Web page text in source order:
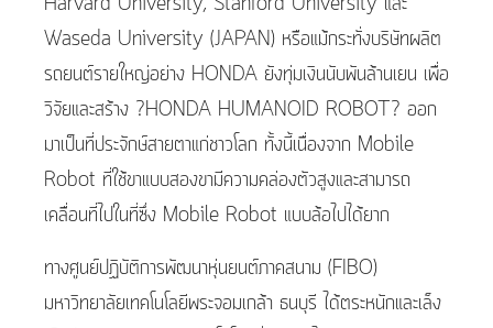
Waseda University (JAPAN) หรือแม้กระทั่งบริษัทผลิต
รถยนต์รายใหญ่อย่าง HONDA ยังทุ่มเงินนับพันล้านเยน เพื่อ
วิจัยและสร้าง ?HONDA HUMANOID ROBOT? ออก
มาเป็นที่ประจักษ์สายตาแก่ชาวโลก ทั้งนี้เนื่องจาก Mobile
Robot ที่ใช้ขาแบบสองขามีความคล่องตัวสูงและสามารถ
เคลื่อนที่ไปในที่ซึ่ง Mobile Robot แบบล้อไปได้ยาก
ทางศูนย์ปฏิบัติการพัฒนาหุ่นยนต์ภาคสนาม (FIBO)
มหาวิทยาลัยเทคโนโลยีพระจอมเกล้า ธนบุรี ได้ตระหนักและเล็ง